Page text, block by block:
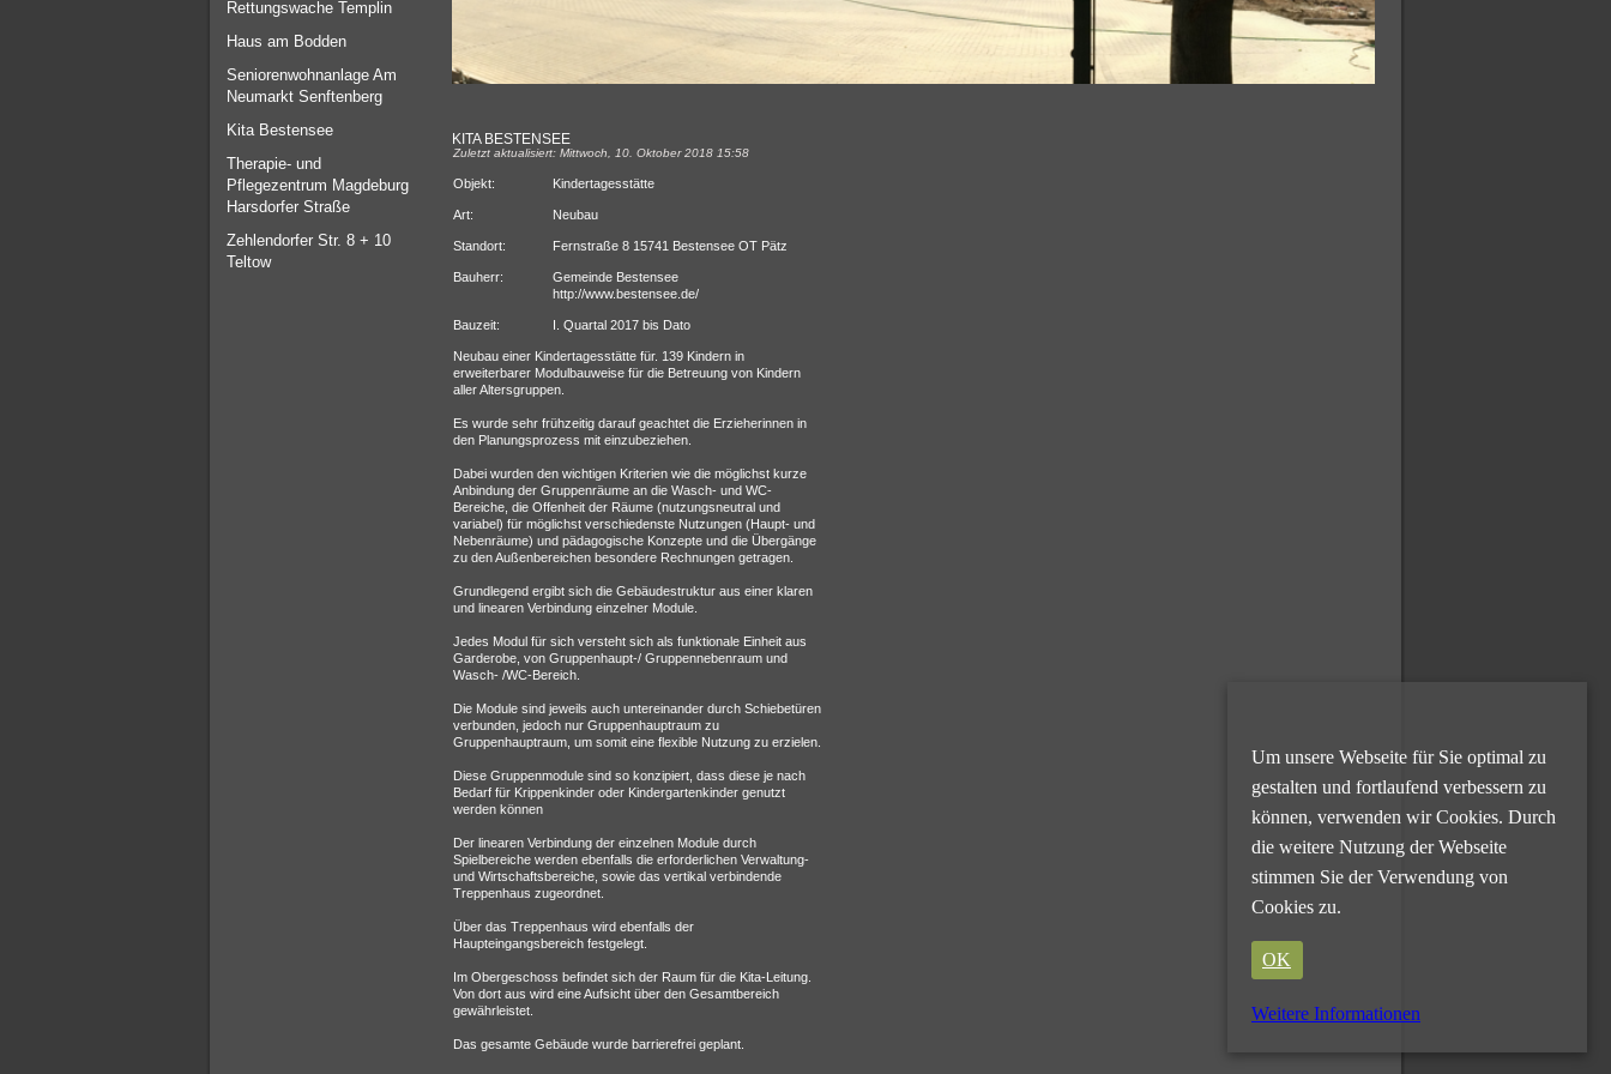
Rettungswache Templin
Haus am Bodden
Seniorenwohnanlage Am
Neumarkt Senftenberg
Kita Bestensee
Therapie- und
Pflegezentrum Magdeburg
Harsdorfer Straße
Zehlendorfer Str. 8 + 10
Teltow
KITA BESTENSEE
Zuletzt aktualisiert: Mittwoch, 10. Oktober 2018 15:58
Objekt: Kindertagesstätte
Art: Neubau
Standort: Fernstraße 8 15741 Bestensee OT Pätz
Bauherr:
Gemeinde Bestensee
http://www.bestensee.de/
Bauzeit: I. Quartal 2017 bis Dato
Neubau einer Kindertagesstätte für. 139 Kindern in
erweiterbarer Modulbauweise für die Betreuung von Kindern
aller Altersgruppen.
Es wurde sehr frühzeitig darauf geachtet die Erzieherinnen in
den Planungsprozess mit einzubeziehen.
Dabei wurden den wichtigen Kriterien wie die möglichst kurze
Anbindung der Gruppenräume an die Wasch- und WC-
Bereiche, die Offenheit der Räume (nutzungsneutral und
variabel) für möglichst verschiedenste Nutzungen (Haupt- und
Nebenräume) und pädagogische Konzepte und die Übergänge
zu den Außenbereichen besondere Rechnungen getragen.
Grundlegend ergibt sich die Gebäudestruktur aus einer klaren
und linearen Verbindung einzelner Module.
Jedes Modul für sich versteht sich als funktionale Einheit aus
Garderobe, von Gruppenhaupt-/ Gruppennebenraum und
Wasch- /WC-Bereich.
Die Module sind jeweils auch untereinander durch Schiebetüren
verbunden, jedoch nur Gruppenhauptraum zu
Gruppenhauptraum, um somit eine flexible Nutzung zu erzielen.
Diese Gruppenmodule sind so konzipiert, dass diese je nach
Bedarf für Krippenkinder oder Kindergartenkinder genutzt
werden können
Der linearen Verbindung der einzelnen Module durch
Spielbereiche werden ebenfalls die erforderlichen Verwaltung-
und Wirtschaftsbereiche, sowie das vertikal verbindende
Treppenhaus zugeordnet.
Über das Treppenhaus wird ebenfalls der
Haupteingangsbereich festgelegt.
Im Obergeschoss befindet sich der Raum für die Kita-Leitung.
Von dort aus wird eine Aufsicht über den Gesamtbereich
gewährleistet.
Das gesamte Gebäude wurde barrierefrei geplant.
Um unsere Webseite für Sie optimal zu
gestalten und fortlaufend verbessern zu
können, verwenden wir Cookies. Durch
die weitere Nutzung der Webseite
stimmen Sie der Verwendung von
Cookies zu.
OK
Weitere Informationen